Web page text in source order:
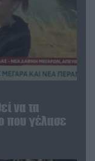
να τα
που γέλασε